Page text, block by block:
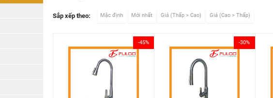
Sắp xếp theo: Mặc định Mới nhất Giá (Thấp > Cao) Giá (Cao > Thấp)
-45% -30%